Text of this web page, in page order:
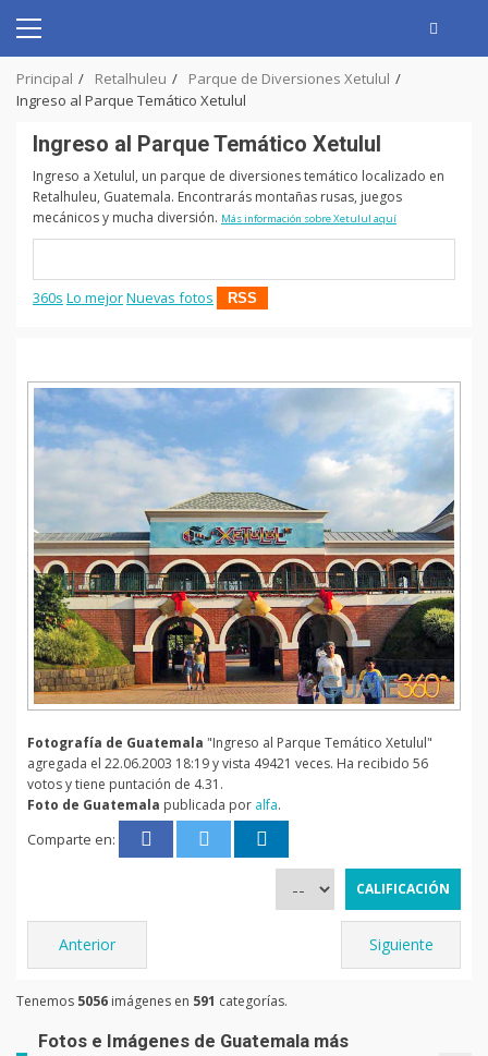
content
Primary
Principal Retalhuleu
Parque de Diversiones Xetulul
Ingreso al Parque Temático Xetulul
Ingreso al Parque Temático Xetulul
Ingreso a Xetulul, un parque de diversiones temático localizado en
Retalhuleu, Guatemala. Encontrarás montañas rusas, juegos
mecánicos y mucha diversión. Más información sobre Xetulul aquí
360s Lo mejorNuevas fotos RSS
Fotografía de Guatemala "Ingreso al Parque Temático Xetulul"
agregada el 22.06.2003 18:19 y vista 49421 veces. Ha recibido 56
votos y tiene puntación de 4.31.
Foto de Guatemala publicada por alfa.
Comparte en:
Anterior Siguiente
Tenemos 5056 imágenes en 591 categorías.
Fotos e Imágenes de Guatemala más